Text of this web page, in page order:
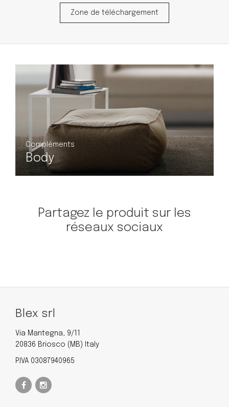
Zone de téléchargement
Compléments
Cubetto
Partagez le produit sur les
réseaux sociaux
Blex srl
Via Mantegna, 9/11
20836 Briosco (MB) Italy
P.IVA 03087940965